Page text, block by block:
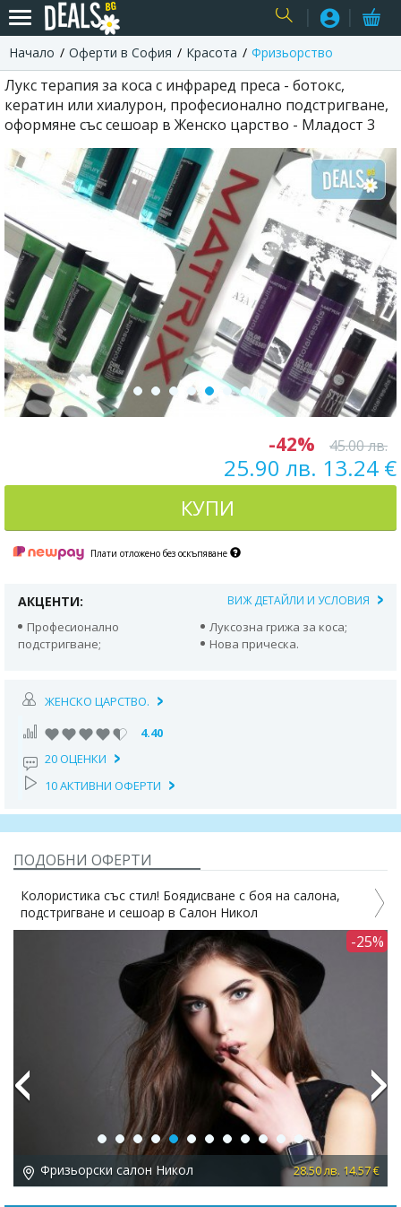
USER
Начало Оферти в София Красота Фризьорство
Лукс терапия за коса с инфраред преса - ботокс,
кератин или хиалурон, професионално подстригване,
оформяне със сешоар в Женско царство - Младост 3
-42% 45.00 лв.
25.90 лв. 13.24 €
КУПИ
Плати отложено без оскъпяване
АКЦЕНТИ: ВИЖ ДЕТАЙЛИ И УСЛОВИЯ
Професионално
подстригване;
Луксозна грижа за коса;
Нова прическа.
ЖЕНСКО ЦАРСТВО.
4.40
20 ОЦЕНКИ
10 АКТИВНИ ОФЕРТИ
ПОДОБНИ ОФЕРТИ
Колористика със стил! Боядисване с боя на салона,
подстригване и сешоар в Салон Никол
-25%
Фризьорски салон Никол 28.50 лв. 14.57 €
Next